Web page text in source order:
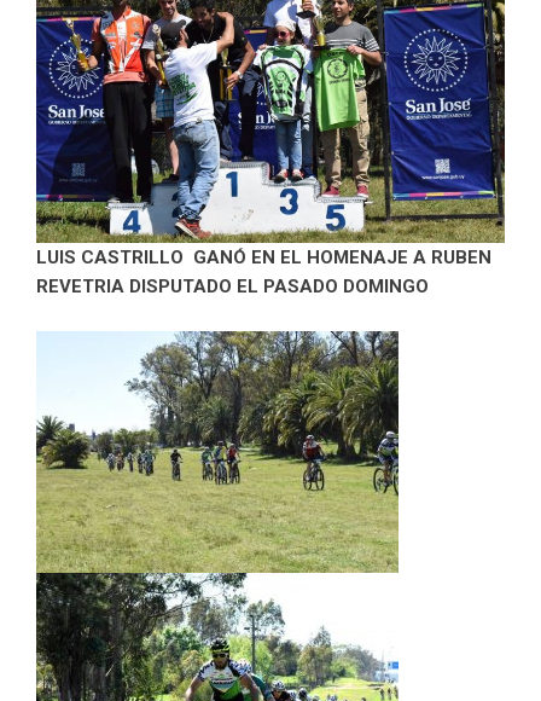
LUIS CASTRILLO GANÓ EN EL HOMENAJE A RUBEN
REVETRIA DISPUTADO EL PASADO DOMINGO